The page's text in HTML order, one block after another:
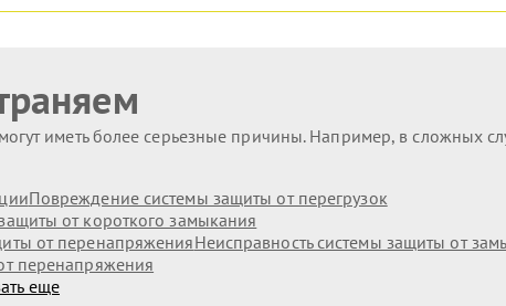
иметь более серьезные причины. Например, в сложных
Повреждение системы защиты от перегрузок
от короткого замыкания
от перенапряженияНеисправность системы защиты от
перенапряжения
еще